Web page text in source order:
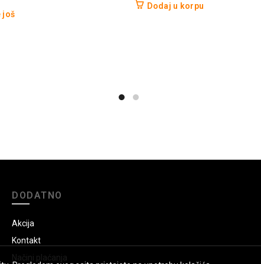
još
Dodaj u korpu
DODATNO
Akcija
Kontakt
Načini plaćanja